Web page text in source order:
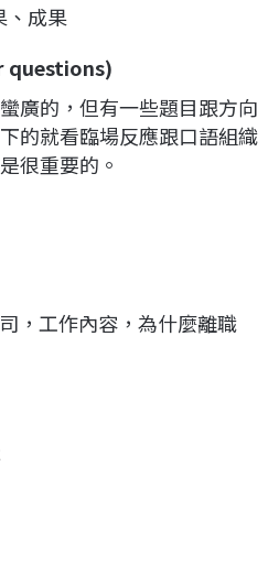
、成果
questions)
廣的，但有一些題目跟方向
的就看臨場反應跟口語組織
很重要的。
，工作內容，為什麼離職